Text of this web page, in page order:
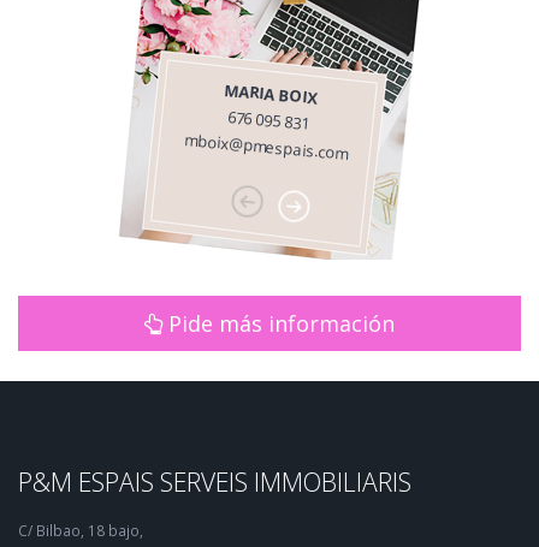
MARIA BOIX
676 095 831
mboix@pmespais.com
Pide más información
P&M ESPAIS SERVEIS IMMOBILIARIS
C/ Bilbao, 18 bajo,